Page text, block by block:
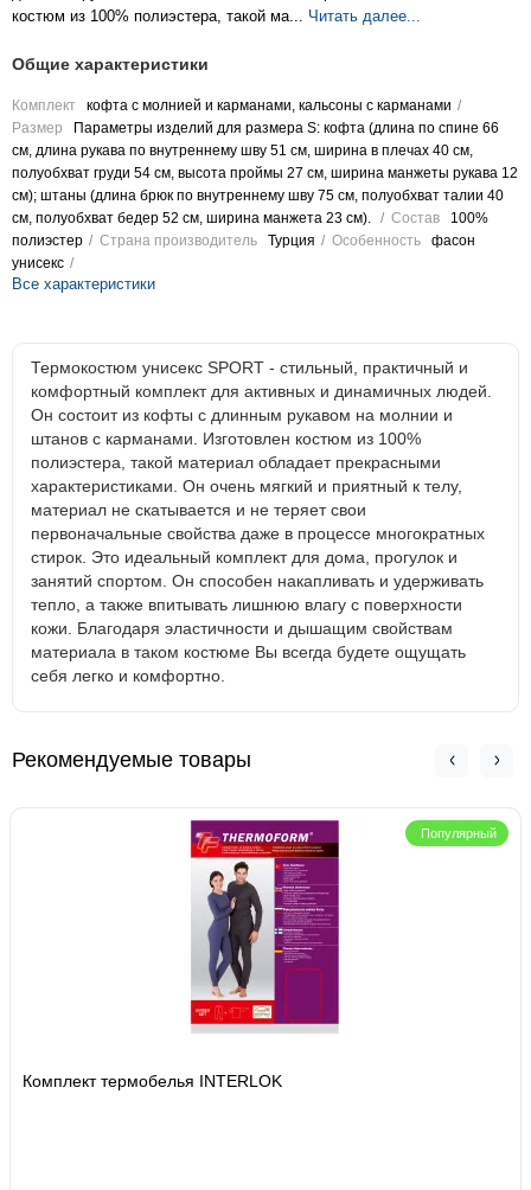
костюм из 100% полиэстера, такой ма... Читать далее...
Общие характеристики
Комплект
кофта с молнией и карманами, кальсоны с карманами
Размер
Параметры изделий для размера S: кофта (длина по спине 66
см, длина рукава по внутреннему шву 51 см, ширина в плечах 40 см,
полуобхват груди 54 см, высота проймы 27 см, ширина манжеты рукава 12
см); штаны (длина брюк по внутреннему шву 75 см, полуобхват талии 40
см, полуобхват бедер 52 см, ширина манжета 23 см).
Состав
100%
полиэстер
Страна производитель Турция Особенность
фасон
унисекс
Все характеристики
Термокостюм унисекс SPORT - стильный, практичный и
комфортный комплект для активных и динамичных людей.
Он состоит из кофты с длинным рукавом на молнии и
штанов с карманами. Изготовлен костюм из 100%
полиэстера, такой материал обладает прекрасными
характеристиками. Он очень мягкий и приятный к телу,
материал не скатывается и не теряет свои
первоначальные свойства даже в процессе многократных
стирок. Это идеальный комплект для дома, прогулок и
занятий спортом. Он способен накапливать и удерживать
тепло, а также впитывать лишнюю влагу с поверхности
кожи. Благодаря эластичности и дышащим свойствам
материала в таком костюме Вы всегда будете ощущать
себя легко и комфортно.
Рекомендуемые товары
Популярный
Комплект термобелья INTERLOK